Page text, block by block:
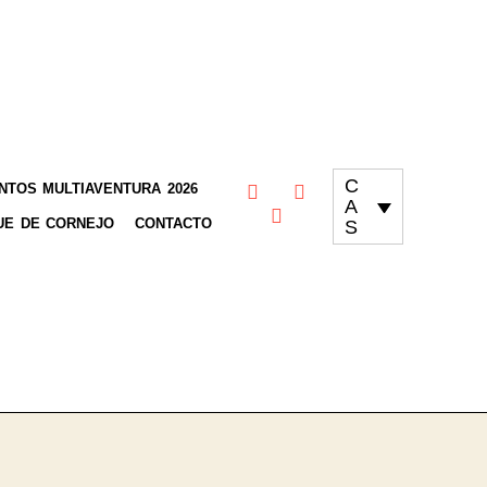
MULTIAVENTURA 2026
DE CORNEJO CONTACTO
C
A
S